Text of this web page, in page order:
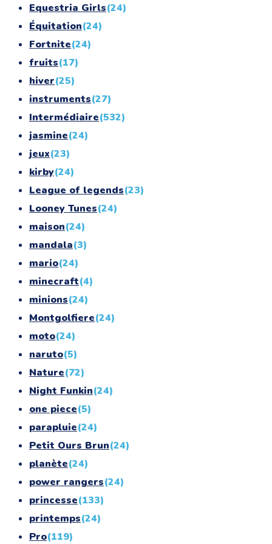
Equestria Girls(24)
Équitation(24)
Fortnite(24)
fruits(17)
hiver(25)
instruments(27)
Intermédiaire(532)
jasmine(24)
jeux(23)
kirby(24)
League of legends(23)
Looney Tunes(24)
maison(24)
mandala(3)
mario(24)
minecraft(4)
minions(24)
Montgolfiere(24)
moto(24)
naruto(5)
Nature(72)
Night Funkin(24)
one piece(5)
parapluie(24)
Petit Ours Brun(24)
planète(24)
power rangers(24)
princesse(133)
printemps(24)
Pro(119)